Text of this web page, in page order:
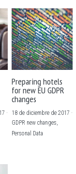
·
Preparing hotels
for new EU GDPR
changes
18 de diciembre de 2017 ·
GDPR new changes,
Personal Data